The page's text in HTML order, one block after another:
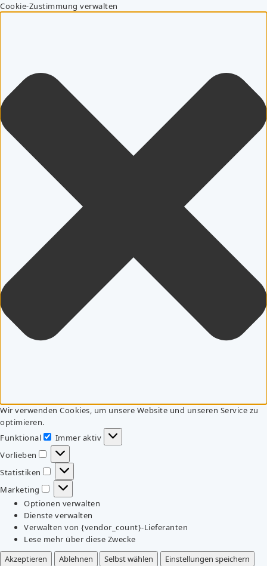
Cookie-Zustimmung verwalten
Wir verwenden Cookies, um unsere Website und unseren Service zu
optimieren.
Funktional
Funktional
Immer aktiv
Vorlieben
Vorlieben
Statistiken
Statistiken
Marketing
Marketing
Optionen verwalten
Dienste verwalten
Verwalten von {vendor_count}-Lieferanten
Lese mehr über diese Zwecke
Akzeptieren
Ablehnen Selbst wählen
Einstellungen speichern